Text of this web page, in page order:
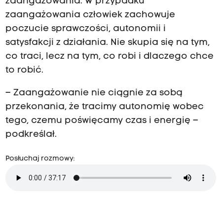
zaangażowania człowiek zachowuje
poczucie sprawczości, autonomii i
satysfakcji z działania. Nie skupia się na tym,
co traci, lecz na tym, co robi i dlaczego chce
to robić.
– Zaangażowanie nie ciągnie za sobą
przekonania, że tracimy autonomię wobec
tego, czemu poświęcamy czas i energię –
podkreślał.
Posłuchaj rozmowy: